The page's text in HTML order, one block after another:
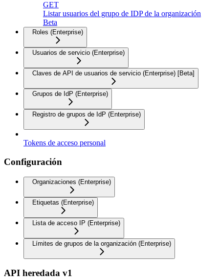
GET
Listar usuarios del grupo de IDP de la organización
Beta
Roles (Enterprise)
Usuarios de servicio (Enterprise)
Claves de API de usuarios de servicio (Enterprise) [Beta]
Grupos de IdP (Enterprise)
Registro de grupos de IdP (Enterprise)
Tokens de acceso personal
Configuración
Organizaciones (Enterprise)
Etiquetas (Enterprise)
Lista de acceso IP (Enterprise)
Límites de grupos de la organización (Enterprise)
API heredada v1